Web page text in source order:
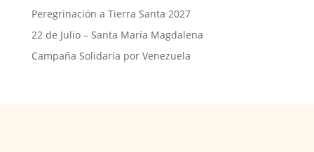
Peregrinación a Tierra Santa 2027
22 de Julio – Santa María Magdalena
Campaña Solidaria por Venezuela